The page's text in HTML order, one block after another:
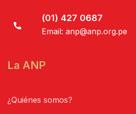
(01) 427 0687
Email: anp@anp.org.pe
La ANP
¿Quiénes somos?